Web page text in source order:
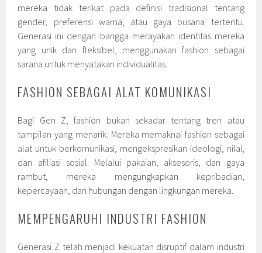
mereka tidak terikat pada definisi tradisional tentang
gender, preferensi warna, atau gaya busana tertentu.
Generasi ini dengan bangga merayakan identitas mereka
yang unik dan fleksibel, menggunakan fashion sebagai
sarana untuk menyatakan individualitas.
FASHION SEBAGAI ALAT KOMUNIKASI
Bagi Gen Z, fashion bukan sekadar tentang tren atau
tampilan yang menarik. Mereka memaknai fashion sebagai
alat untuk berkomunikasi, mengekspresikan ideologi, nilai,
dan afiliasi sosial. Melalui pakaian, aksesoris, dan gaya
rambut, mereka mengungkapkan kepribadian,
kepercayaan, dan hubungan dengan lingkungan mereka.
MEMPENGARUHI INDUSTRI FASHION
Generasi Z telah menjadi kekuatan disruptif dalam industri